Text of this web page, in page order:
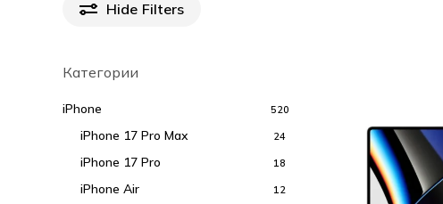
Hide Filters
Категории
iPhone 520
iPhone 17 Pro Max 24
iPhone 17 Pro 18
iPhone Air 12